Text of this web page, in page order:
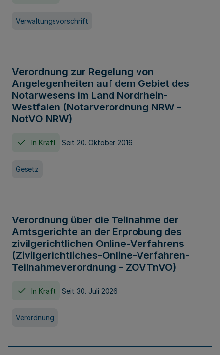
Verwaltungsvorschrift
Verordnung zur Regelung von
Angelegenheiten auf dem Gebiet des
Notarwesens im Land Nordrhein-
Westfalen (Notarverordnung NRW -
NotVO NRW)
In Kraft Seit 20. Oktober 2016
Gesetz
Verordnung über die Teilnahme der
Amtsgerichte an der Erprobung des
zivilgerichtlichen Online-Verfahrens
(Zivilgerichtliches-Online-Verfahren-
Teilnahmeverordnung - ZOVTnVO)
In Kraft Seit 30. Juli 2026
Verordnung